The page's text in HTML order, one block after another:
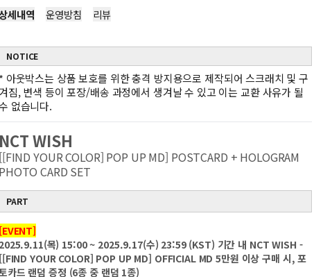
세내역 운영방침 리뷰
NOTICE
아웃박스는 상품 보호를 위한 충격 방지용으로 제작되어 스크래치 및 구
짐, 변색 등이 포장/배송 과정에서 생겨날 수 있고 이는 교환 사유가 될
없습니다.
WISH
YOUR COLOR] POP UP MD] POSTCARD + HOLOGRAM
CARD SET
PART
목) 15:00 ~ 2025.9.17(수) 23:59 (KST) 기간 내 NCT WISH -
YOUR COLOR] POP UP MD] OFFICIAL MD 5만원 이상 구매 시, 포
카드 랜덤 증정 (6종 중 랜덤 1종)